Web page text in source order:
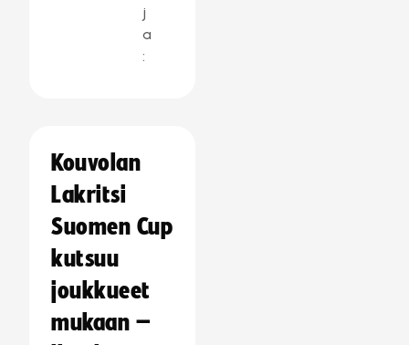
j
a
:
Kouvolan
Lakritsi
Suomen Cup
kutsuu
joukkueet
mukaan –